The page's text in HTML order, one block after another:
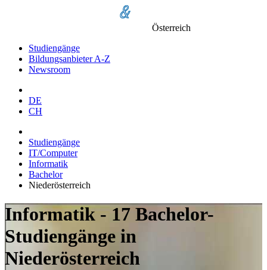
Österreich
Studiengänge
Bildungsanbieter A-Z
Newsroom
DE
CH
Studiengänge
IT/Computer
Informatik
Bachelor
Niederösterreich
Informatik - 17 Bachelor-
Studiengänge in
Niederösterreich